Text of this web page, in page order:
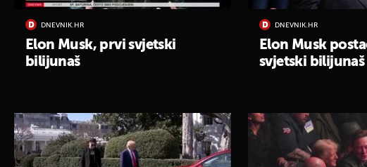
DNEVNIK.HR
Elon Musk, prvi svjetski
bilijunaš
DNEVNIK.HR
Elon Musk
svjetski bilijunaš